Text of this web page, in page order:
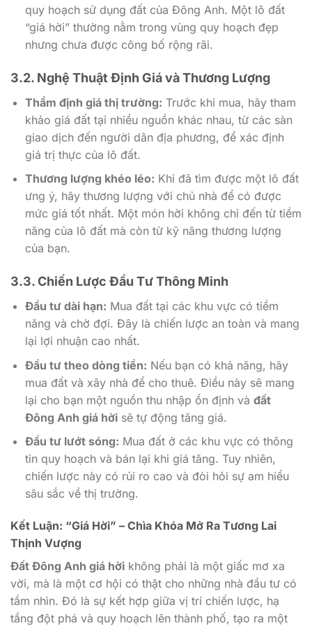
quy hoạch sử dụng đất của Đông Anh. Một lô đất
“giá hời” thường nằm trong vùng quy hoạch đẹp
nhưng chưa được công bố rộng rãi.
3.2. Nghệ Thuật Định Giá và Thương Lượng
Thẩm định giá thị trường: Trước khi mua, hãy tham
khảo giá đất tại nhiều nguồn khác nhau, từ các sàn
giao dịch đến người dân địa phương, để xác định
giá trị thực của lô đất.
Thương lượng khéo léo: Khi đã tìm được một lô đất
ưng ý, hãy thương lượng với chủ nhà để có được
mức giá tốt nhất. Một món hời không chỉ đến từ tiềm
năng của lô đất mà còn từ kỹ năng thương lượng
của bạn.
3.3. Chiến Lược Đầu Tư Thông Minh
Đầu tư dài hạn: Mua đất tại các khu vực có tiềm
năng và chờ đợi. Đây là chiến lược an toàn và mang
lại lợi nhuận cao nhất.
Đầu tư theo dòng tiền: Nếu bạn có khả năng, hãy
mua đất và xây nhà để cho thuê. Điều này sẽ mang
lại cho bạn một nguồn thu nhập ổn định và đất
Đông Anh giá hờisẽ tự động tăng giá.
Đầu tư lướt sóng: Mua đất ở các khu vực có thông
tin quy hoạch và bán lại khi giá tăng. Tuy nhiên,
chiến lược này có rủi ro cao và đòi hỏi sự am hiểu
sâu sắc về thị trường.
Kết Luận: “Giá Hời” – Chìa Khóa Mở Ra Tương Lai
Thịnh Vượng
Đất Đông Anh giá hời không phải là một giấc mơ xa
vời, mà là một cơ hội có thật cho những nhà đầu tư có
tầm nhìn. Đó là sự kết hợp giữa vị trí chiến lược, hạ
tầng đột phá và quy hoạch lên thành phố, tạo ra một